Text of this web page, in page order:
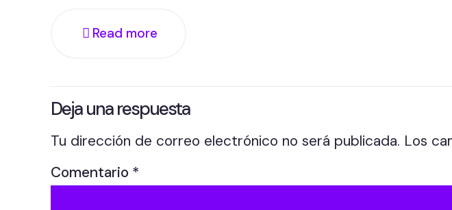
Read more
Deja una respuesta
Tu dirección de correo electrónico no será publicada. Los
Comentario *